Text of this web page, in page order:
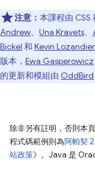
注意： 本課程由 CSS
Andrew、 Una Kravets、
Bickel 和 Kevin Lozandier
版本， Ewa Gasperowicz
的更新和模組由 OddBird
除非另有註明，否則本
程式碼範例則為阿帕契
站政策》。Java 是